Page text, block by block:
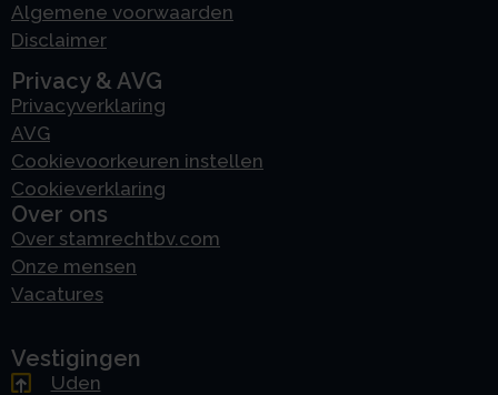
Algemene voorwaarden
Disclaimer
Privacy & AVG
Privacyverklaring
AVG
Cookievoorkeuren instellen
Cookieverklaring
Over ons
Over stamrechtbv.com
Onze mensen
Vacatures
Vestigingen
Uden